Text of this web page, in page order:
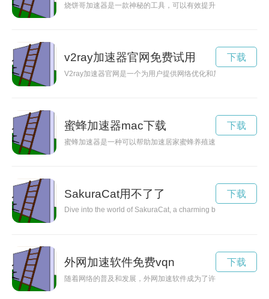
烧饼哥加速器是一款神秘的工具，可以有效提升网络速度，让
v2ray加速器官网免费试用
V2ray加速器官网是一个为用户提供网络优化和加速服务的平
下载
蜜蜂加速器mac下载
蜜蜂加速器是一种可以帮助加速居家蜜蜂养殖速度的利器，能
下载
SakuraCat用不了了
Dive into the world of SakuraCat, a charming blend of
下载
外网加速软件免费vqn
随着网络的普及和发展，外网加速软件成为了许多人解决网络
下载